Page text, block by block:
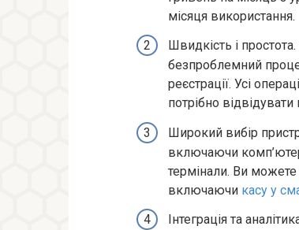
місяця використання.
Швидкість і
безпроблемний
реєстрації. Усі
потрібно
Широкий вибір
включаючи
термінали. Ви
включаючи касу у
Інтеграція та